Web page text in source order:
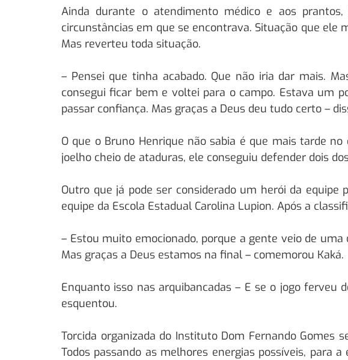
Ainda durante o atendimento médico e aos
circunstâncias em que se encontrava. Situação que ele
Mas reverteu toda situação.
– Pensei que tinha acabado. Que não iria dar mais.
consegui ficar bem e voltei para o campo. Estava um
passar confiança. Mas graças a Deus deu tudo certo –
O que o Bruno Henrique não sabia é que mais tarde
joelho cheio de ataduras, ele conseguiu defender dois
Outro que já pode ser considerado um herói da
equipe da Escola Estadual Carolina Lupion. Após a
– Estou muito emocionado, porque a gente veio de
Mas graças a Deus estamos na final – comemorou Kaká.
Enquanto isso nas arquibancadas – E se o jogo ferveu
esquentou.
Torcida organizada do Instituto Dom Fernando Gomes
Todos passando as melhores energias possíveis, para